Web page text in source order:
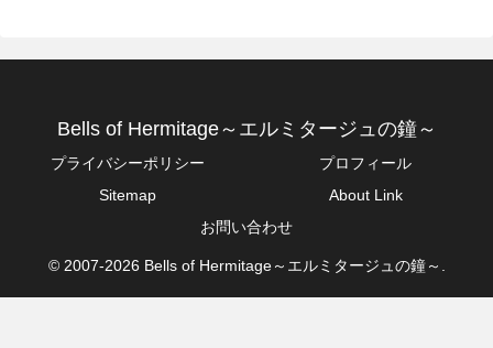
Bells of Hermitage～エルミタージュの鐘～
プライバシーポリシー
プロフィール
Sitemap
About Link
お問い合わせ
© 2007-2026 Bells of Hermitage～エルミタージュの鐘～.